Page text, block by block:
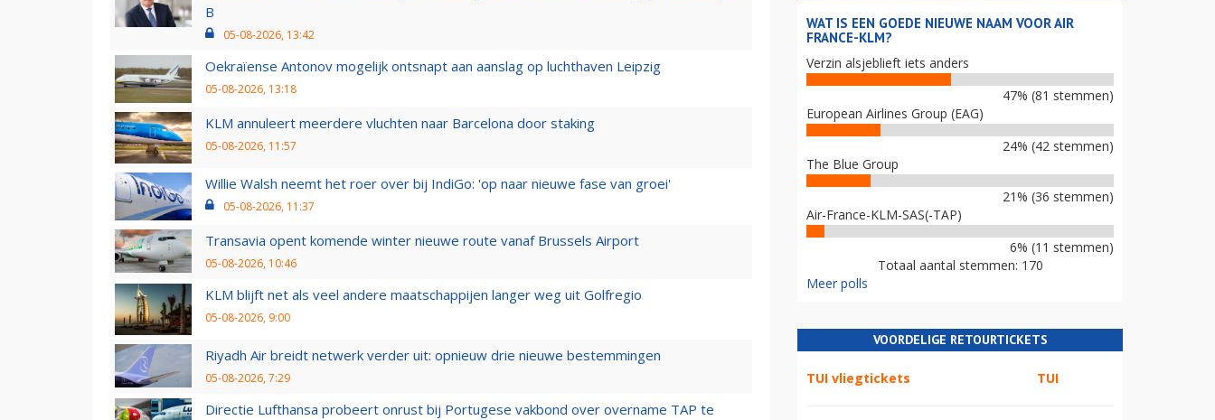
B
05-08-2026, 13:42
Oekraïense Antonov mogelijk ontsnapt aan aanslag op luchthaven Leipzig
05-08-2026, 13:18
KLM annuleert meerdere vluchten naar Barcelona door staking
05-08-2026, 11:57
Willie Walsh neemt het roer over bij IndiGo: 'op naar nieuwe fase van groei'
05-08-2026, 11:37
Transavia opent komende winter nieuwe route vanaf Brussels Airport
05-08-2026, 10:46
KLM blijft net als veel andere maatschappijen langer weg uit Golfregio
05-08-2026, 9:00
Riyadh Air breidt netwerk verder uit: opnieuw drie nieuwe bestemmingen
05-08-2026, 7:29
Directie Lufthansa probeert onrust bij Portugese vakbond over overname TAP te
WAT IS EEN GOEDE NIEUWE NAAM VOOR AIR
FRANCE-KLM?
Verzin alsjeblieft iets anders
47% (81 stemmen)
European Airlines Group (EAG)
24% (42 stemmen)
The Blue Group
21% (36 stemmen)
Air-France-KLM-SAS(-TAP)
6% (11 stemmen)
Totaal aantal stemmen: 170
Meer polls
VOORDELIGE RETOURTICKETS
TUI vliegtickets TUI